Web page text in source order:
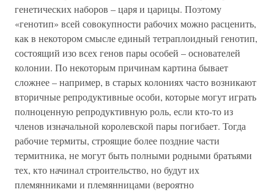
генетических наборов – царя и царицы. Поэтому
«генотип» всей совокупности рабочих можно расценить,
как в некотором смысле единый тетраплоидный генотип,
состоящий изо всех генов пары особей – основателей
колонии. По некоторым причинам картина бывает
сложнее – например, в старых колониях часто возникают
вторичные репродуктивные особи, которые могут играть
полноценную репродуктивную роль, если кто-то из
членов изначальной королевской пары погибает. Тогда
рабочие термиты, строящие более поздние части
термитника, не могут быть полными родными братьями
тех, кто начинал строительство, но будут их
племянниками и племянницами (вероятно